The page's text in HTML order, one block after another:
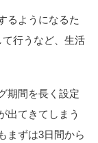
るようになるた
行うなど、生活
期間を長く設定
出てきてしまう
まずは3日間から